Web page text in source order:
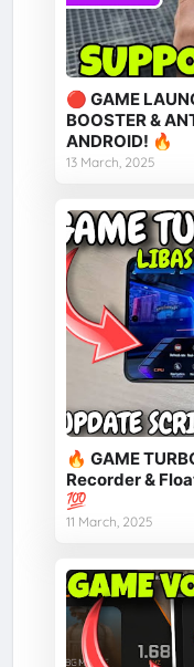
🔴 GAME
BOOSTER &
ANDROID! 🔥
13 March, 2025
🔥 GAME
Recorder &
💯
11 March, 2025